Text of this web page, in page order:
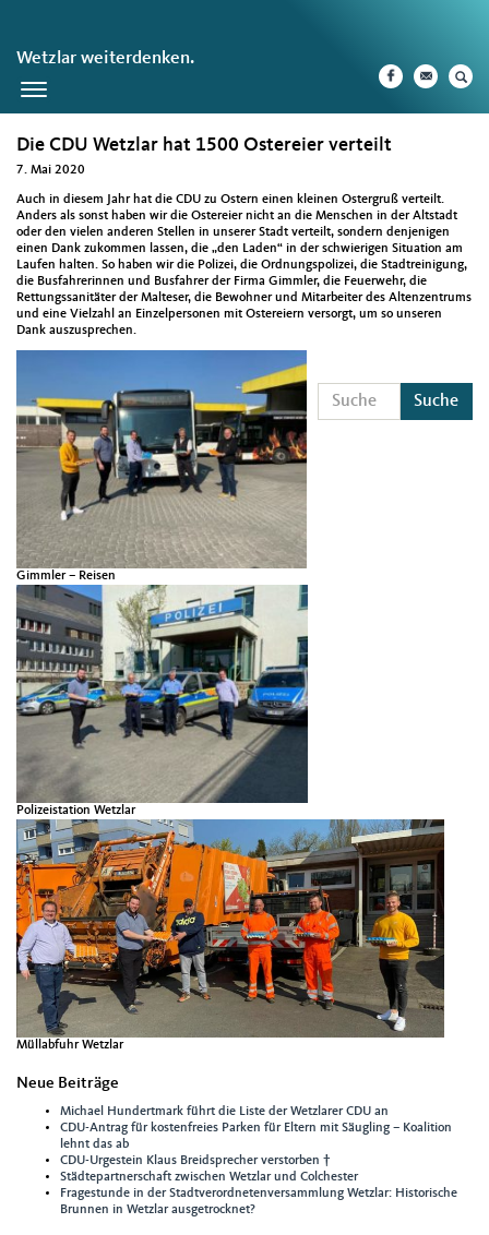
Wetzlar weiterdenken.
Toggle
Die CDU Wetzlar hat 1500 Ostereier verteilt
7. Mai 2020
Auch in diesem Jahr hat die CDU zu Ostern einen kleinen Ostergruß verteilt.
Anders als sonst haben wir die Ostereier nicht an die Menschen in der Altstadt
oder den vielen anderen Stellen in unserer Stadt verteilt, sondern denjenigen
einen Dank zukommen lassen, die „den Laden“ in der schwierigen Situation am
Laufen halten. So haben wir die Polizei, die Ordnungspolizei, die Stadtreinigung,
die Busfahrerinnen und Busfahrer der Firma Gimmler, die Feuerwehr, die
Rettungssanitäter der Malteser, die Bewohner und Mitarbeiter des Altenzentrums
und eine Vielzahl an Einzelpersonen mit Ostereiern versorgt, um so unseren
Dank auszusprechen.
Gimmler – Reisen
Polizeistation Wetzlar
Müllabfuhr Wetzlar
Suche
Neue Beiträge
Michael Hundertmark führt die Liste der Wetzlarer CDU an
CDU-Antrag für kostenfreies Parken für Eltern mit Säugling – Koalition
lehnt das ab
CDU-Urgestein Klaus Breidsprecher verstorben †
Städtepartnerschaft zwischen Wetzlar und Colchester
Fragestunde in der Stadtverordnetenversammlung Wetzlar: Historische
Brunnen in Wetzlar ausgetrocknet?